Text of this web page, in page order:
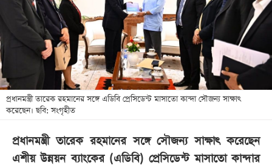
খেলা
বিনোদন
শিক্ষা
তথ্যপ্রযুক্তি
সব
বিভাগ
প্রধানমন্ত্রী তারেক রহমানের সঙ্গে এডিবি প্রেসিডেন্ট মাসাতো কান্দা সৌজন্য সাক্ষাৎ
করেছেন। ছবি: সংগৃহীত
প্রধানমন্ত্রী তারেক রহমানের সঙ্গে সৌজন্য সাক্ষাৎ করেছেন
এশীয় উন্নয়ন ব্যাংকের (এডিবি) প্রেসিডেন্ট মাসাতো কান্দার